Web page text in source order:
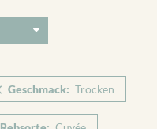
Geschmack: Trocken